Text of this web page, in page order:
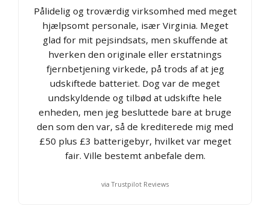
Pålidelig og troværdig virksomhed med meget
hjælpsomt personale, især Virginia. Meget
glad for mit pejsindsats, men skuffende at
hverken den originale eller erstatnings
fjernbetjening virkede, på trods af at jeg
udskiftede batteriet. Dog var de meget
undskyldende og tilbød at udskifte hele
enheden, men jeg besluttede bare at bruge
den som den var, så de krediterede mig med
£50 plus £3 batterigebyr, hvilket var meget
fair. Ville bestemt anbefale dem.
via Trustpilot Reviews